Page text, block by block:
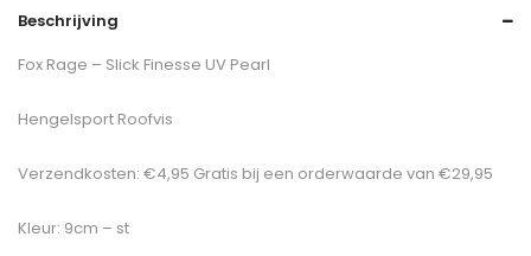
Beschrijving
Fox Rage – Slick Finesse UV Pearl
Hengelsport Roofvis
Verzendkosten: €4,95 Gratis bij een orderwaarde van €29,95
Kleur: 9cm – st